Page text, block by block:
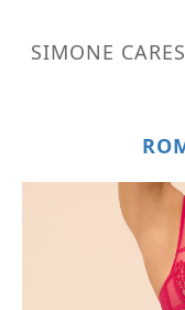
SIMONE